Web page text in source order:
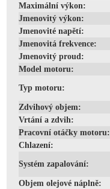
Maximální výkon:
Jmenovitý výkon:
Jmenovité napětí:
Jmenovitá frekvence:
Jmenovitý proud:
Model motoru:
Typ motoru:
Zdvihový objem:
Vrtání a zdvih:
Pracovní otáčky motoru:
Chlazení:
Systém zapalování:
Objem olejové náplně: